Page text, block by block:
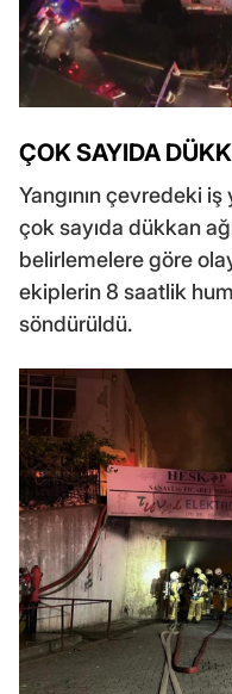
ÇOK SAYIDA
Yangının çevredeki
çok sayıda dükkan
belirlemelere göre
ekiplerin 8 saatlik
söndürüldü.